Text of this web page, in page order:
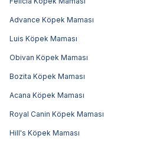
Advance Köpek Maması
Luis Köpek Maması
Obivan Köpek Maması
Bozita Köpek Maması
Acana Köpek Maması
Royal Canin Köpek Maması
Hill's Köpek Maması